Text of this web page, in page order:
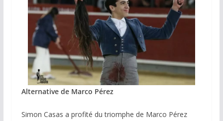
Alternative de Marco Pérez
Simon Casas a profité du triomphe de Marco Pérez